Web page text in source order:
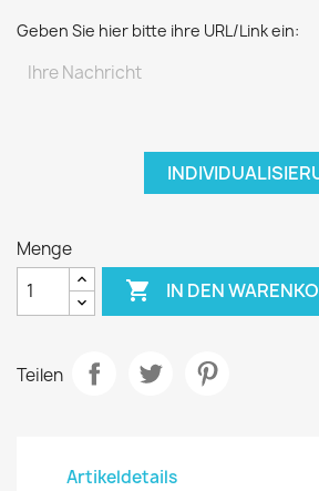
Geben Sie hier bitte ihre URL/Link ein:
Menge
 IN DEN
Teilen
Artikeldetails